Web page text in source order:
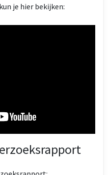
je hier bekijken: